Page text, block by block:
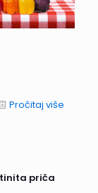
Pročitaj više
priča